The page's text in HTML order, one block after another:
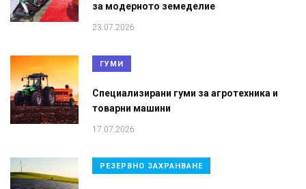
за модерното земеделие
23.07.2026
ГУМИ
Специализирани гуми за агротехника и
товарни машини
17.07.2026
РЕЗЕРВНО ЗАХРАНВАНЕ